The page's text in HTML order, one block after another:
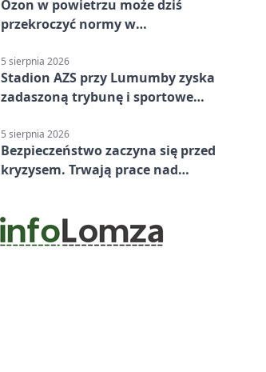
Ozon w powietrzu może dziś
przekroczyć normy w
5 sierpnia 2026
Stadion AZS przy Lumumby zyska
zadaszoną trybunę i sportowe
5 sierpnia 2026
Bezpieczeństwo zaczyna się przed
kryzysem. Trwają prace nad